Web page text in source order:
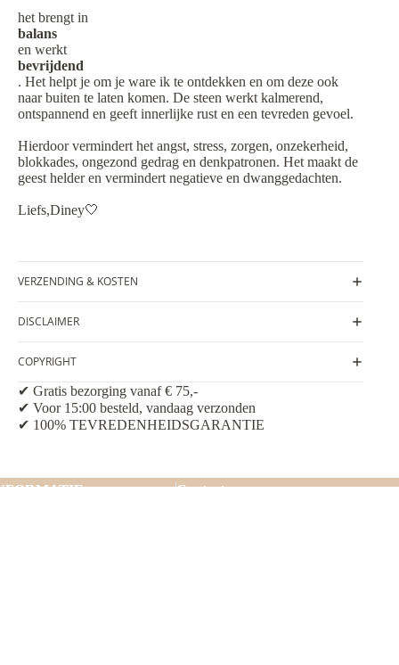
het brengt in
balans
en werkt
bevrijdend
. Het helpt je om je ware ik te ontdekken en om deze ook
naar buiten te laten komen. De steen werkt kalmerend,
ontspannend en geeft innerlijke rust en een tevreden gevoel.
Hierdoor vermindert het angst, stress, zorgen, onzekerheid,
blokkades, ongezond gedrag en denkpatronen. Het maakt de
geest helder en vermindert negatieve en dwanggedachten.
Liefs,Diney🤍
VERZENDING & KOSTEN
DISCLAIMER
COPYRIGHT
✔ Gratis bezorging vanaf € 75,-
✔ Voor 15:00 besteld, vandaag verzonden
✔ 100% TEVREDENHEIDSGARANTIE
Contactgegevens